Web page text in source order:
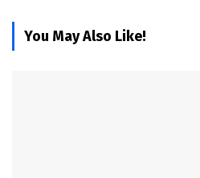
You May Also Like!